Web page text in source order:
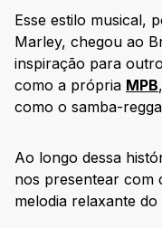
Esse estilo musical,
Marley, chegou ao
inspiração para
como a própria MPB
como o samba-
Ao longo dessa
nos presentear com
melodia relaxante do